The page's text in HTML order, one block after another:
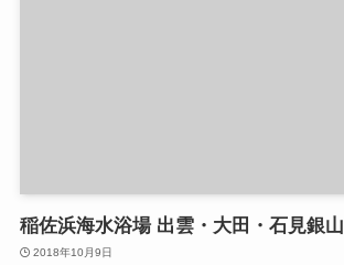
稲佐浜海水浴場 出雲・大田・石見銀山
2018年10月9日